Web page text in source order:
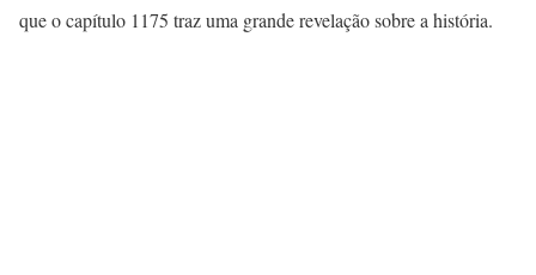
que o capítulo 1175 traz uma grande revelação sobre a história.